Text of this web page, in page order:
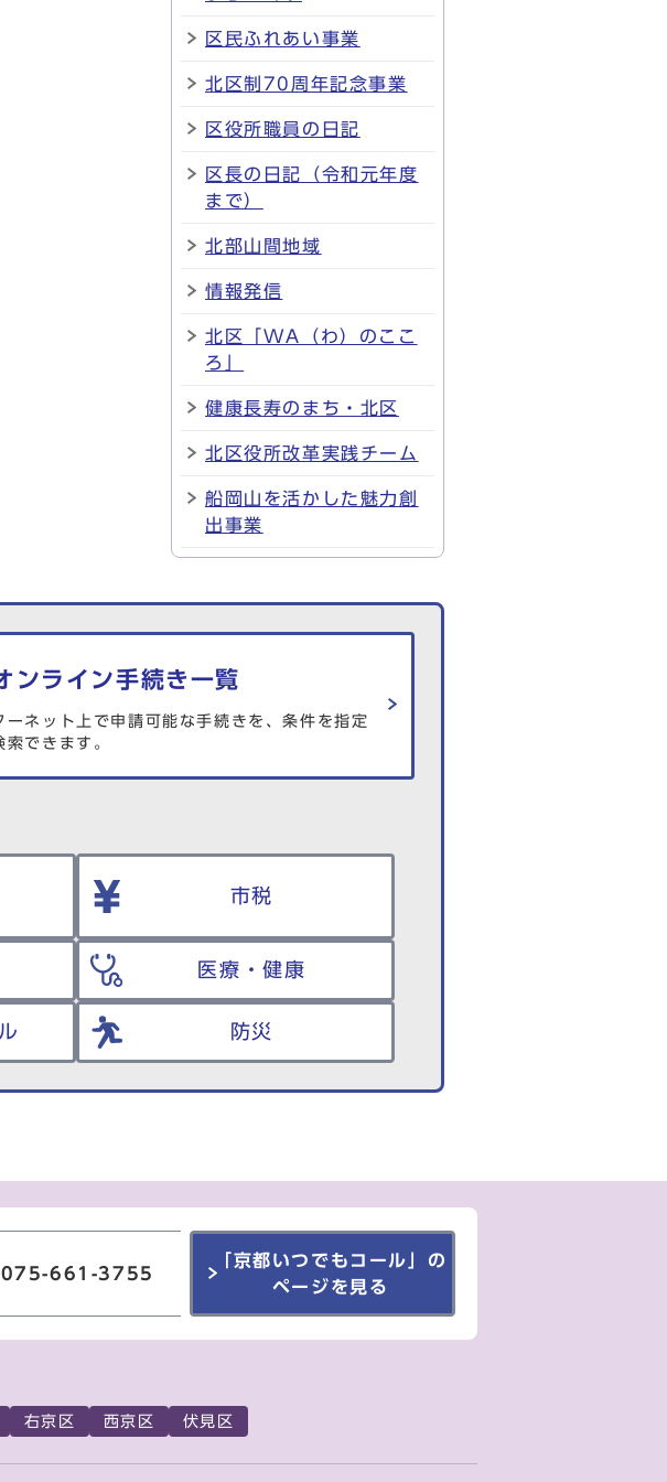
区民ふれあい事業
北区制70周年記念事業
区役所職員の日記
区長の日記（令和元年度
まで）
北部山間地域
情報発信
北区「WA（わ）のここ
ろ」
健康長寿のまち・北区
北区役所改革実践チーム
船岡山を活かした魅力創
出事業
ンライン手続き一覧
ーネット上で申請可能な手続きを、条件を指定
索できます。
市税
医療・健康
防災
075-661-3755
「京都いつでもコール」の
ページを見る
右京区 西京区 伏見区